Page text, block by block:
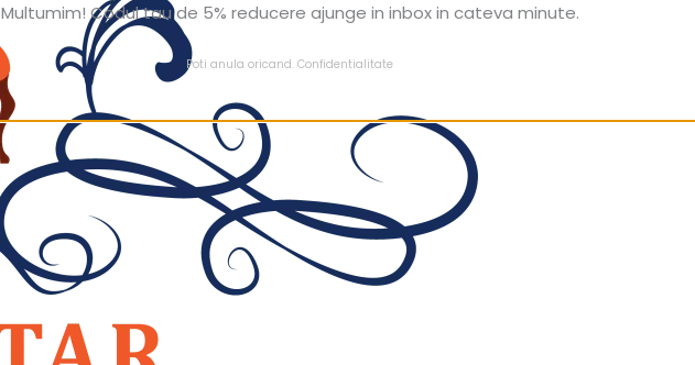
Multumim! Codul tau de 5% reducere ajunge in inbox in cateva minute.
Poti anula oricand.Confidentialitate